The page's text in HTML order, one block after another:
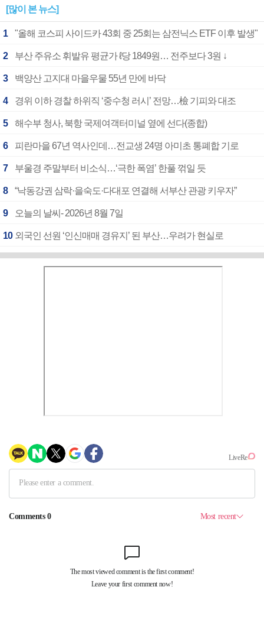
[많이 본 뉴스]
1 "올해 코스피 사이드카 43회 중 25회는 삼전닉스 ETF 이후 발생"
2 부산 주유소 휘발유 평균가 ℓ당 1849원… 전주보다 3원 ↓
3 백양산 고지대 마을우물 55년 만에 바닥
4 경위 이하 경찰 하위직 ‘중수청 러시’ 전망…檢 기피와 대조
5 해수부 청사, 북항 국제여객터미널 옆에 선다(종합)
6 피란마을 67년 역사인데…전교생 24명 아미초 통폐합 기로
7 부울경 주말부터 비소식…‘극한 폭염’ 한풀 꺾일 듯
8 “낙동강권 삼락·을숙도·다대포 연결해 서부산 관광 키우자”
9 오늘의 날씨- 2026년 8월 7일
10 외국인 선원 ‘인신매매 경유지’ 된 부산…우려가 현실로